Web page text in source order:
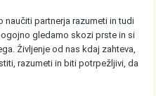
naučiti partnerja razumeti in tudi
gledamo skozi prste in si
Življenje od nas kdaj zahteva,
razumeti in biti potrpežljivi, da